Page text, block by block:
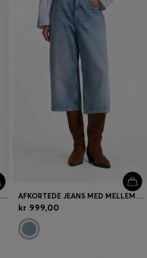
RELAXED FIT SKJORTE I BOMULDSPOPLIN MED KIMONOÆRMER AFKORTEDE JEANS MED MELLEMHØJ TALJE OG RELAXED FIT
kr 999,00